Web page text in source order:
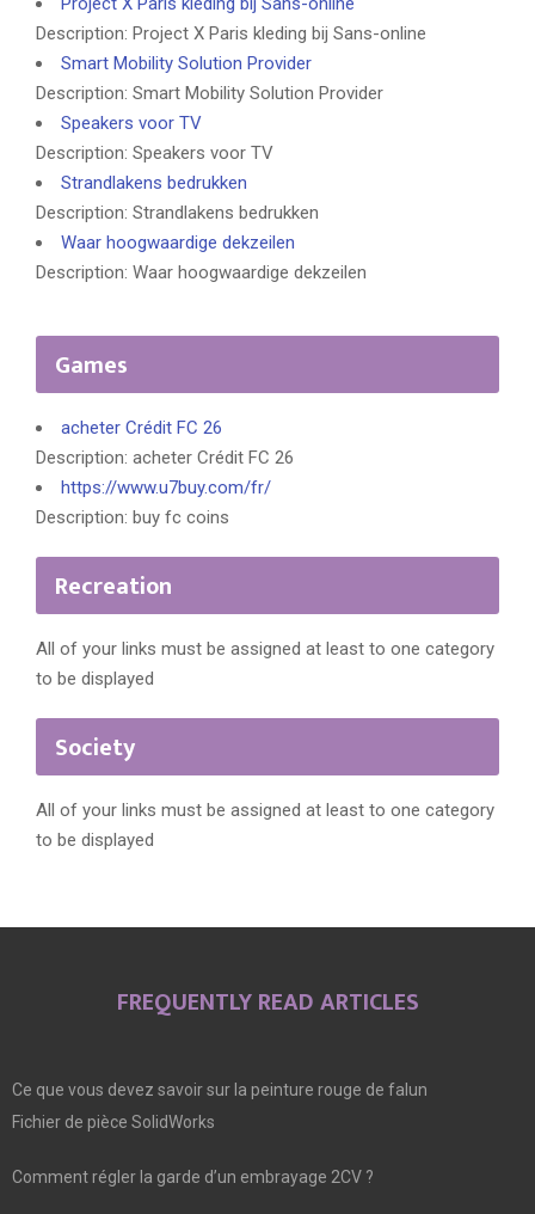
Description: Project X Paris kleding bij Sans-online
Smart Mobility Solution Provider
Description: Smart Mobility Solution Provider
Speakers voor TV
Description: Speakers voor TV
Strandlakens bedrukken
Description: Strandlakens bedrukken
Waar hoogwaardige dekzeilen
Description: Waar hoogwaardige dekzeilen
Games
acheter Crédit FC 26
Description: acheter Crédit FC 26
https://www.u7buy.com/fr/
Description: buy fc coins
Recreation
All of your links must be assigned at least to one category
to be displayed
Society
All of your links must be assigned at least to one category
to be displayed
FREQUENTLY READ ARTICLES
Ce que vous devez savoir sur la peinture rouge de falun
Fichier de pièce SolidWorks
Comment régler la garde d’un embrayage 2CV ?